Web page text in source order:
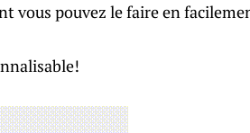
vous pouvez le faire en